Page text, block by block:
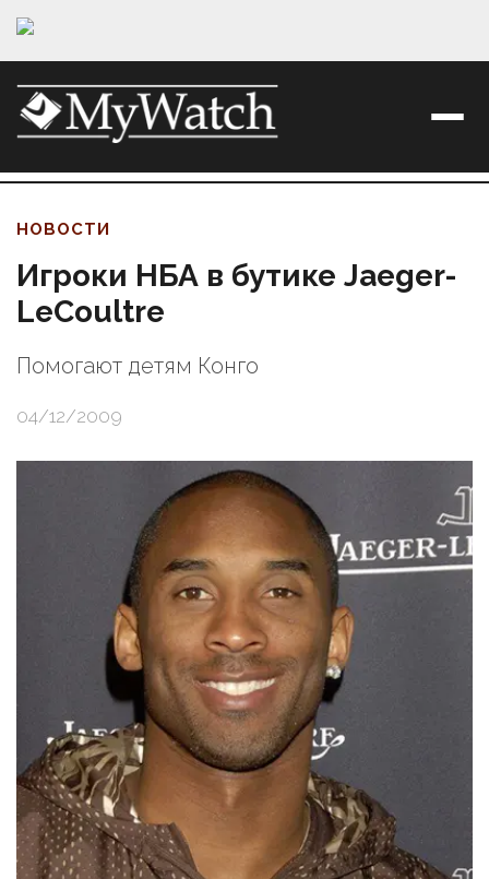
НОВОСТИ
Игроки НБА в бутике Jaeger-
LeCoultre
Помогают детям Конго
04/12/2009